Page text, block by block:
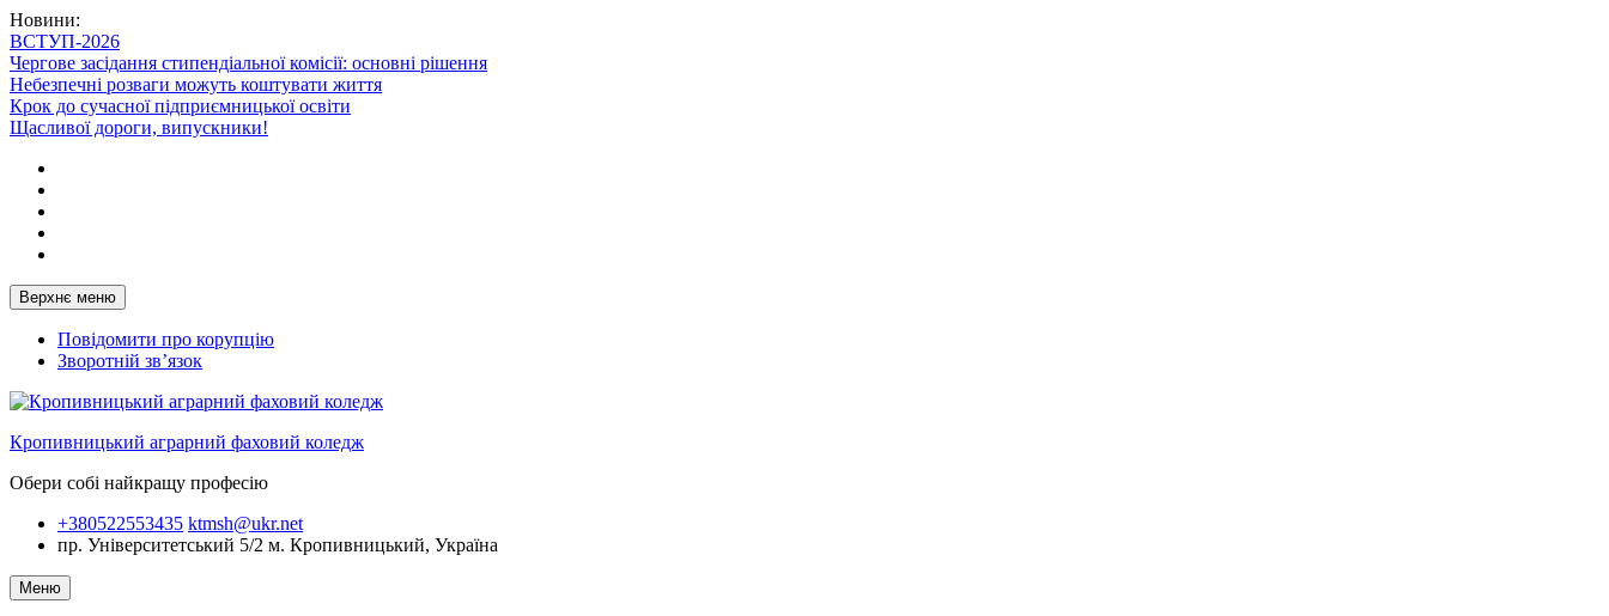
Перейти
до
вмісту
Новини:
ВСТУП-2026
Чергове засідання стипендіальної комісії: основні рішення
Небезпечні розваги можуть коштувати життя
Крок до сучасної підприємницької освіти
Щасливої дороги, випускники!
Верхнє меню
Повідомити про корупцію
Зворотній зв’язок
Кропивницький аграрний фаховий коледж
Обери собі найкращу професію
+380522553435 ktmsh@ukr.net
пр. Університетський 5/2 м. Кропивницький, Україна
Меню